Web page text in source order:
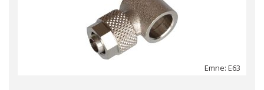
Emne: E63